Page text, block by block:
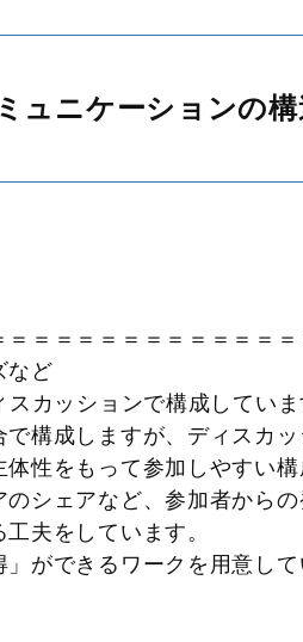
ュニケーションの構
＝＝＝＝＝＝＝＝＝＝＝
など
スカッションで構成してい
で構成しますが、ディス
性をもって参加しやすい構
のシェアなど、参加者か
夫をしています。
ができるワークを用意して